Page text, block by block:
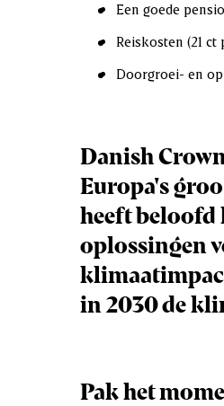
Een goede
Reiskosten (21 ct
Doorgroei- en
Danish
Europa's
heeft beloofd
oplossingen
in 2030 de
Pak het